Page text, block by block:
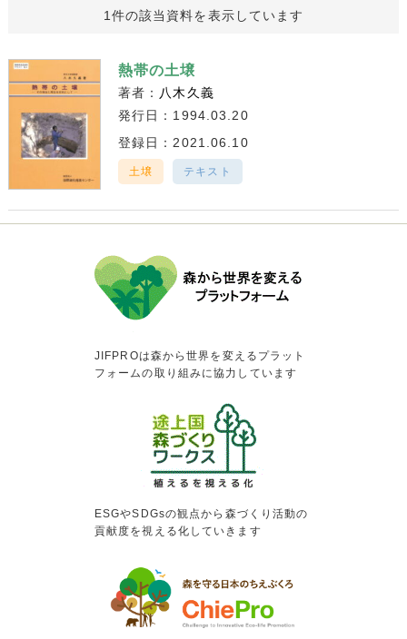
1件の該当資料を表示しています
熱帯の土壌
著者： 八木久義
発行日：1994.03.20
登録日：2021.06.10
土壌 テキスト
JIFPROは森から世界を変えるプラット
フォームの取り組みに協力しています
ESGやSDGsの観点から森づくり活動の
貢献度を視える化していきます